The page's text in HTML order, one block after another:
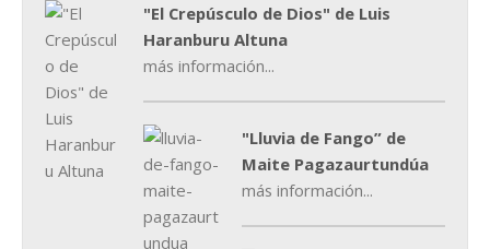
"El Crepúsculo de Dios" de Luis
Haranburu Altuna
más información...
"Lluvia de Fango” de
Maite Pagazaurtundúa
más información...